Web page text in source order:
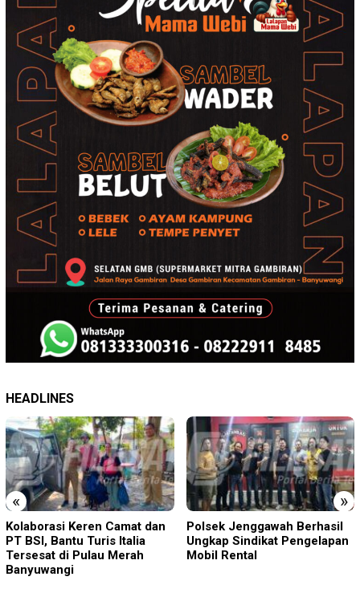
HEADLINES
« »
Polsek Jenggawah Berhasil
Ungkap Sindikat Pengelapan
Mobil Rental
DPK Porong Didampingi DPD
Sidoarjo Datangi Inspektorat
Tindaklanjuti Laporan Desa